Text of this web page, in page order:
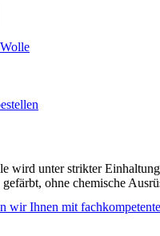
wird unter strikter
ohne chemische
wir Ihnen mit